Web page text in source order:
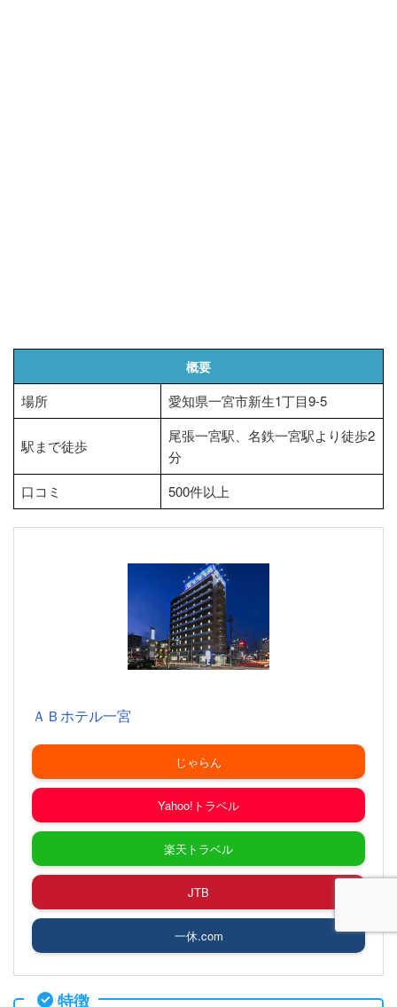
概要
場所 愛知県一宮市新生1丁目9-5
駅まで徒歩
尾張一宮駅、名鉄一宮駅より徒歩2
分
口コミ
500件以上
ＡＢホテル一宮
じゃらん
Yahoo!トラベル
楽天トラベル
JTB
一休.com
特徴